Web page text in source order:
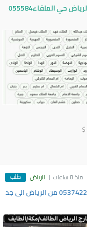
دينا توصيل اثاث الى جمعية خيرية بالرياض حي الملقاء055584
$
منذ 8 ساعات الرياض طلب
سواق تريلا سياره نقل بالرياض 0537422374 من الرياض الى جد